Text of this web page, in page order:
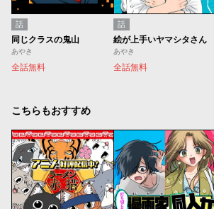
話
同じクラスの鬼山
あやき
全話無料
話
絵が上手いヤマシタさん
あやき
全話無料
こちらもおすすめ